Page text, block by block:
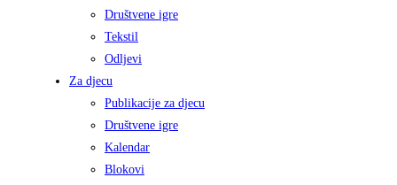
Društvene igre
Tekstil
Odljevi
Za djecu
Publikacije za djecu
Društvene igre
Kalendar
Blokovi